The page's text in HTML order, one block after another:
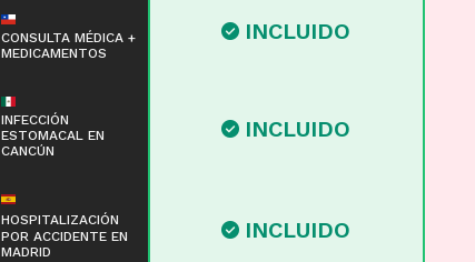
CONSULTA MÉDICA +
MEDICAMENTOS
INCLUIDO
INFECCIÓN
ESTOMACAL EN
CANCÚN
INCLUIDO
HOSPITALIZACIÓN
POR ACCIDENTE EN
MADRID
INCLUIDO